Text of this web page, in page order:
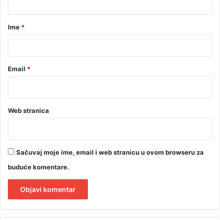
š
i
a
!
rIme *
Email *
Web stranica
Sačuvaj moje ime, email i web stranicu u ovom browseru za
buduće komentare.